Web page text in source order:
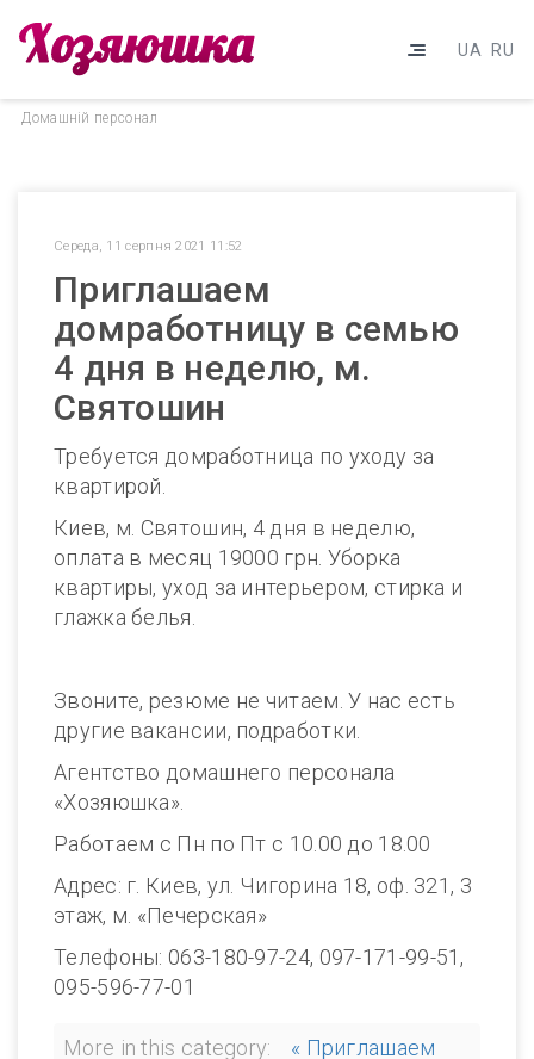
UA RU
Домашнiй персонал
Середа, 11 серпня 2021 11:52
Приглашаем
домработницу в семью
4 дня в неделю, м.
Святошин
Требуется домработница по уходу за
квартирой.
Киев, м. Святошин, 4 дня в неделю,
оплата в месяц 19000 грн. Уборка
квартиры, уход за интерьером, стирка и
глажка белья.
Звоните, резюме не читаем. У нас есть
другие вакансии, подработки.
Агентство домашнего персонала
«Хозяюшка».
Работаем с Пн по Пт с 10.00 до 18.00
Адрес: г. Киев, ул. Чигорина 18, оф. 321, 3
этаж, м. «Печерская»
Телефоны: 063-180-97-24, 097-171-99-51,
095-596-77-01
More in this category:
« Приглашаем